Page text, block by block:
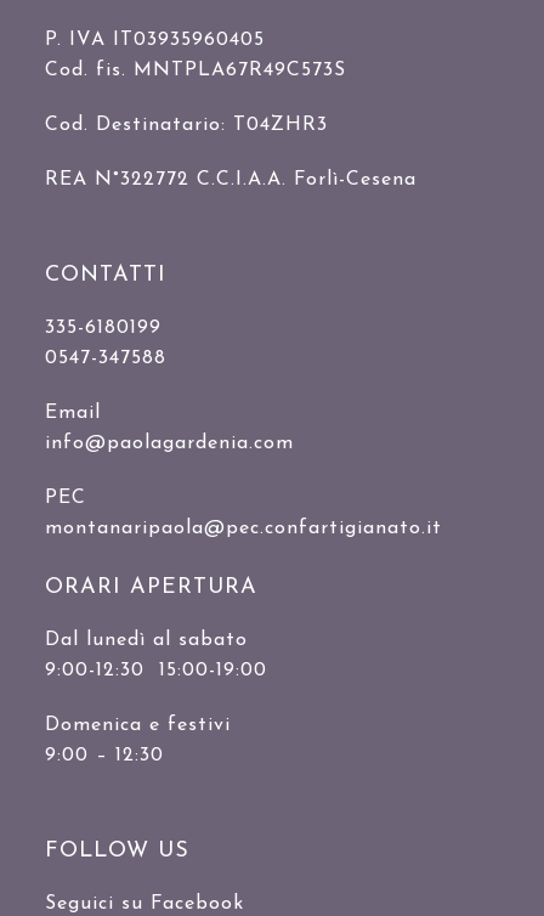
P. IVA IT03935960405
Cod. fis. MNTPLA67R49C573S
Cod. Destinatario: T04ZHR3
REA N°322772 C.C.I.A.A. Forlì-Cesena
CONTATTI
335-6180199
0547-347588
Email
info@paolagardenia.com
PEC
montanaripaola@pec.confartigianato.it
ORARI APERTURA
Dal lunedì al sabato
9:00-12:30 15:00-19:00
Domenica e festivi
9:00 – 12:30
FOLLOW US
Seguici su Facebook